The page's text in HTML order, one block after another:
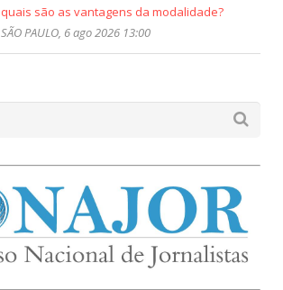
quais são as vantagens da modalidade?
SÃO PAULO, 6 ago 2026 13:00